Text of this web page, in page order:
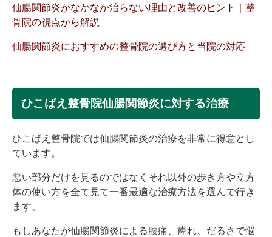
仙腸関節炎がなかなか治らない理由と改善のヒント｜整
骨院の視点から解説
仙腸関節炎におすすめの整骨院の選び方と当院の対応
ひこばえ整骨院仙腸関節炎に対する治療
ひこばえ整骨院では仙腸関節炎の治療を非常に得意とし
ています。
悪い部分だけを見るのではなくそれ以外の歩き方や立方
体の使い方を全て見て一番最適な治療方法を選んで行き
ます。
もしあなたが仙腸関節炎による腰痛、痺れ、だるさで悩